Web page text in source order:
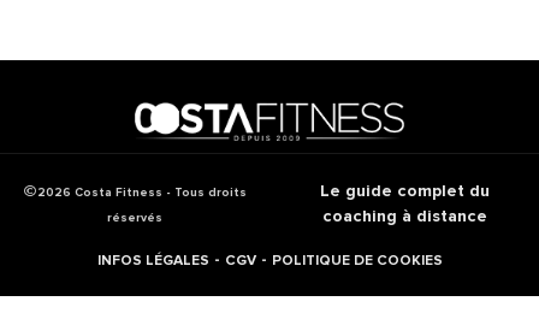
2026 Costa Fitness - Tous droits
réservés
Le guide complet du
coaching à distance
INFOS LÉGALES - CGV- POLITIQUE DE COOKIES